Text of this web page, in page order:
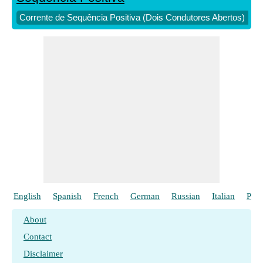
Corrente de Sequência Positiva (Dois Condutores Abertos)
English Spanish French German Russian Italian
About
Contact
Disclaimer